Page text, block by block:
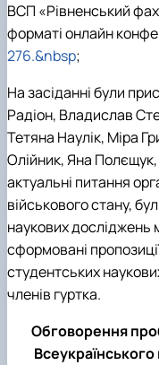
ВСП «Рівненський
форматі онлайн
276.&nbsp;
На засіданні були
Радіон, Владислав
Тетяна Наулік, Міра
Олійник, Яна
актуальні питання
військового стану,
наукових досліджень
сформовані
студентських
членів гуртка.
Обговорення